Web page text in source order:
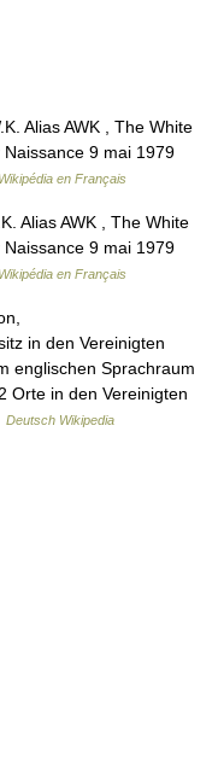
Alias AWK , The White
9 mai 1979
Wikipédia en Français
Alias AWK , The White
9 mai 1979
Wikipédia en Français
in den Vereinigten
englischen Sprachraum
Orte in den Vereinigten
Deutsch Wikipedia